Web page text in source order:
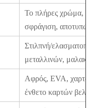
Το πλήρες χρώμα,
σφράγιση,
Στιλπνή/
μεταλλινών, μαλακό
Αφρός, EVA,
ένθετο καρτών